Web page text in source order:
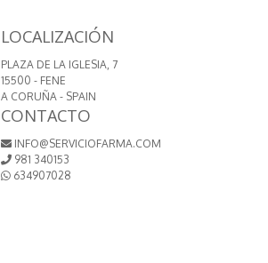
LOCALIZACIÓN
PLAZA DE LA IGLESIA, 7
15500 - FENE
A CORUÑA - SPAIN
CONTACTO
INFO@SERVICIOFARMA.COM
981 340153
634907028